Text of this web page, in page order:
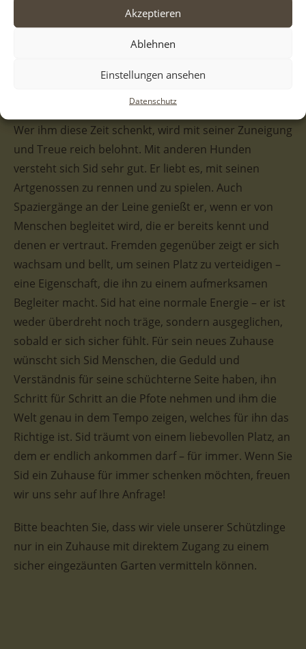
Akzeptieren
Ablehnen
Einstellungen ansehen
Datenschutz
Charme. Doch Sid ist kein Hund, der sich sofort jedem
Wer ihm diese Zeit schenkt, wird mit seiner Zuneigung
und Treue reich belohnt. Mit anderen Hunden
versteht sich Sid sehr gut. Er liebt es, mit seinen
Artgenossen zu rennen und zu spielen. Auch
Spaziergänge an der Leine genießt er, wenn er von
Menschen begleitet wird, die er bereits kennt und
denen er vertraut. Fremden gegenüber zeigt er sich
wachsam und bellt, um seinen Platz zu verteidigen –
eine Eigenschaft, die ihn zu einem aufmerksamen
Begleiter macht. Sid hat eine normale Energie – er ist
weder überdreht noch träge, sondern ausgeglichen,
sobald er sich sicher fühlt. Für sein neues Zuhause
wünscht sich Sid Menschen, die Geduld und
Verständnis für seine schüchterne Seite haben, ihn
Schritt für Schritt an die Pfote nehmen und ihm die
Welt genau in dem Tempo zeigen, welches für ihn das
Richtige ist. Sid träumt von einem liebevollen Platz, an
dem er endlich ankommen darf – für immer. Wenn Sie
Sid ein Zuhause für immer schenken möchten, freuen
wir uns sehr auf Ihre Anfrage!
Bitte beachten Sie, dass wir viele unserer Schützlinge
nur in ein Zuhause mit direktem Zugang zu einem
sicher eingezäunten Garten vermitteln können.